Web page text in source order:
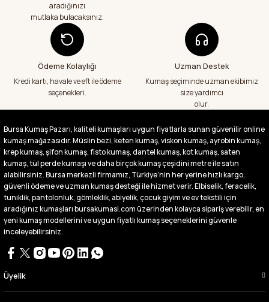
Abdurrahman Samsur | 24/07/2026
Aradığım kumaşçı artık hep buradan alış
veriş yapacağım in şa Allah çünkü 4 farklı
kumaş aldım hem ölçü olarak hem
görüntü,doku olarak çok memnun kaldım
emeği geçenlere teşekkür ediyorum
A... S... | 24/07/2026
büyük kolaylık emeği geçenlere teşekkür
ediyorum
Abdurrahman Samsur | 24/07/2026
Buradan ikinci alışverişim ikisinden de çok
memnun kaldım teşekkürler.
Büşra Singeç | 02/07/2026
Bursa kumaş pazarından defalarca kumaş
aldım videoda anlatılıp gosterildigi gibi
uygun fiyatlarından ve kalitesinden dolayı
tercih ettiğim kumaşçi
aradığınızı
mutlaka bulacaksınız.
Ödeme Kolaylığı
Kredi kartı, havale ve eft ile ödeme
seçenekleri.
Uzman Destek
Kumaş seçiminde uzman ekibimiz
size yardımcı
olur.
Bursa Kumaş Pazarı, kaliteli kumaşları uygun fiyatlarla sunan güvenilir online
kumaş mağazasıdır. Müslin bezi, keten kumaş, viskon kumaş, ayrobin kumaş,
krep kumaş, şifon kumaş, fisto kumaş, dantel kumaş, kot kumaş, saten
kumaş, tül perde kumaşı ve daha birçok kumaş çeşidini metre ile satın
alabilirsiniz. Bursa merkezli firmamız, Türkiye’nin her yerine hızlı kargo,
güvenli ödeme ve uzman kumaş desteği ile hizmet verir. Elbiselik, feracelik,
tuniklik, pantolonluk, gömleklik, abiyelik, çocuk giyim ve ev tekstili için
aradığınız kumaşları bursakumasi.com üzerinden kolayca sipariş verebilir, en
yeni kumaş modellerini ve uygun fiyatlı kumaş seçeneklerini güvenle
inceleyebilirsiniz.
Üyelik